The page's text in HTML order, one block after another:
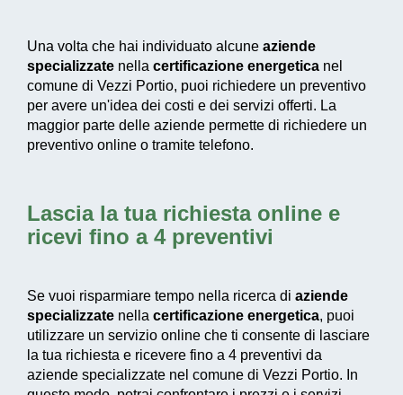
Una volta che hai individuato alcune aziende
specializzate nella certificazione energetica nel
comune di Vezzi Portio, puoi richiedere un preventivo
per avere un'idea dei costi e dei servizi offerti. La
maggior parte delle aziende permette di richiedere un
preventivo online o tramite telefono.
Lascia la tua richiesta online e
ricevi fino a 4 preventivi
Se vuoi risparmiare tempo nella ricerca di aziende
specializzate nella certificazione energetica, puoi
utilizzare un servizio online che ti consente di lasciare
la tua richiesta e ricevere fino a 4 preventivi da
aziende specializzate nel comune di Vezzi Portio. In